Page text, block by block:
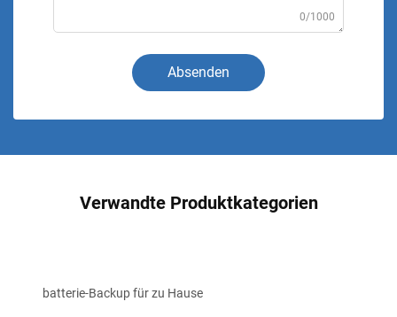
0/1000
Absenden
Verwandte Produktkategorien
batterie-Backup für zu Hause